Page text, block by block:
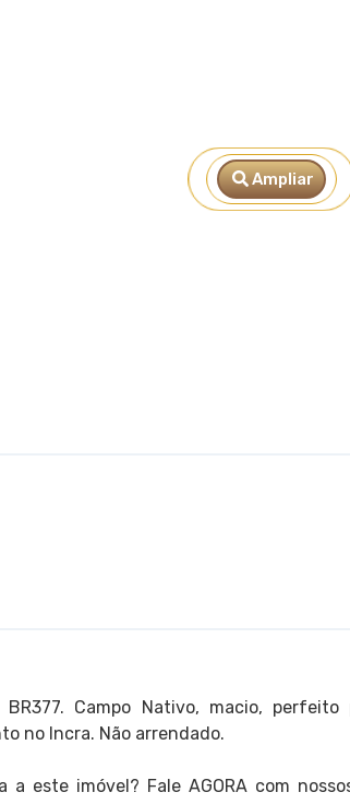
Ampliar
Campo Nativo, macio, perfeito
no Incra. Não arrendado.
este imóvel? Fale AGORA com